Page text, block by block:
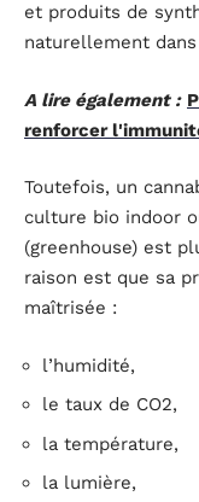
et produits de
naturellement
A lire également :
renforcer
Toutefois, un
culture bio indoor
(greenhouse) est
raison est que sa
maîtrisée :
l’humidité,
le taux de CO2,
la température,
la lumière,